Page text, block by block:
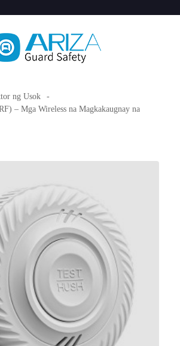
ng Usok
– Mga Wireless na Magkakaugnay na